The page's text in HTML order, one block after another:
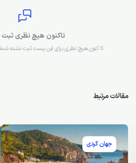
تاکنون هیچ نظری
تا کنون هیچ نظری برای این پست ثبت نشده شما
مقالات مرتبط
جهان گردی